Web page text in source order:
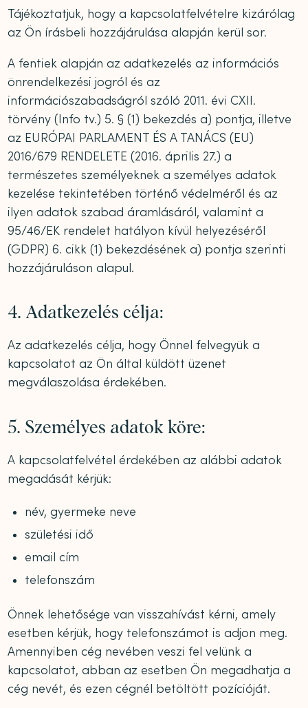
Tájékoztatjuk, hogy a kapcsolatfelvételre kizárólag
az Ön írásbeli hozzájárulása alapján kerül sor.
A fentiek alapján az adatkezelés az információs
önrendelkezési jogról és az
információszabadságról szóló 2011. évi CXII.
törvény (Info tv.) 5. § (1) bekezdés a) pontja, illetve
az EURÓPAI PARLAMENT ÉS A TANÁCS (EU)
2016/679 RENDELETE (2016. április 27.) a
természetes személyeknek a személyes adatok
kezelése tekintetében történő védelméről és az
ilyen adatok szabad áramlásáról, valamint a
95/46/EK rendelet hatályon kívül helyezéséről
(GDPR) 6. cikk (1) bekezdésének a) pontja szerinti
hozzájáruláson alapul.
4. Adatkezelés célja:
Az adatkezelés célja, hogy Önnel felvegyük a
kapcsolatot az Ön által küldött üzenet
megválaszolása érdekében.
5. Személyes adatok köre:
A kapcsolatfelvétel érdekében az alábbi adatok
megadását kérjük:
név, gyermeke neve
születési idő
email cím
telefonszám
Önnek lehetősége van visszahívást kérni, amely
esetben kérjük, hogy telefonszámot is adjon meg.
Amennyiben cég nevében veszi fel velünk a
kapcsolatot, abban az esetben Ön megadhatja a
cég nevét, és ezen cégnél betöltött pozícióját.